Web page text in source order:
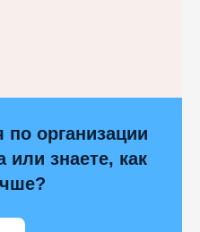
организации
или знаете, как